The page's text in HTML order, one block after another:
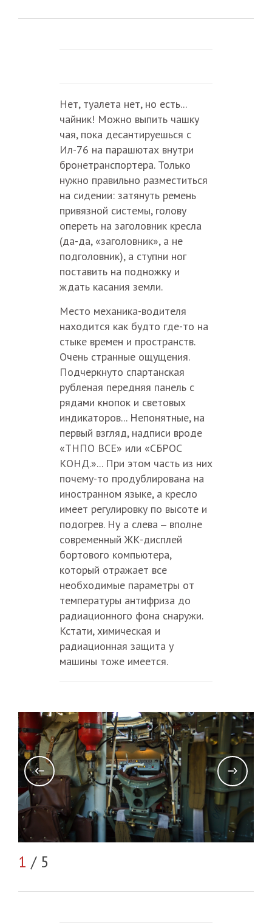
Нет, туалета нет, но есть...
чайник! Можно выпить чашку
чая, пока десантируешься с
Ил-76 на парашютах внутри
бронетранспортера. Только
нужно правильно разместиться
на сидении: затянуть ремень
привязной системы, голову
опереть на заголовник кресла
(да-да, «заголовник», а не
подголовник), а ступни ног
поставить на подножку и
ждать касания земли.
Место механика-водителя
находится как будто где-то на
стыке времен и пространств.
Очень странные ощущения.
Подчеркнуто спартанская
рубленая передняя панель с
рядами кнопок и световых
индикаторов... Непонятные, на
первый взгляд, надписи вроде
«ТНПО ВСЕ» или «СБРОС
КОНД.»... При этом часть из них
почему-то продублирована на
иностранном языке, а кресло
имеет регулировку по высоте и
подогрев. Ну а слева –вполне
современный ЖК-дисплей
бортового компьютера,
который отражает все
необходимые параметры от
температуры антифриза до
радиационного фона снаружи.
Кстати, химическая и
радиационная защита у
машины тоже имеется.
1 / 5